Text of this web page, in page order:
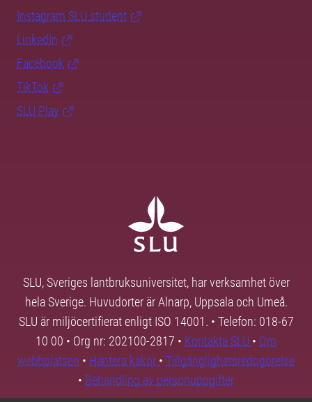
Instagram SLU.student
LinkedIn
Facebook
TikTok
SLU Play
SLU, Sveriges lantbruksuniversitet, har verksamhet över
hela Sverige. Huvudorter är Alnarp, Uppsala och Umeå.
SLU är miljöcertifierat enligt ISO 14001. • Telefon: 018-67
10 00 • Org nr: 202100-2817 • Kontakta SLU • Om
webbplatsen • Hantera kakor • Tillgänglighetsredogörelse
• Behandling av personuppgifter